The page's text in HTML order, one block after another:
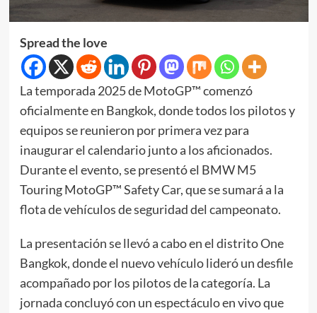
Spread the love
La temporada 2025 de MotoGP™ comenzó
oficialmente en Bangkok, donde todos los pilotos y
equipos se reunieron por primera vez para
inaugurar el calendario junto a los aficionados.
Durante el evento, se presentó el BMW M5
Touring MotoGP™ Safety Car, que se sumará a la
flota de vehículos de seguridad del campeonato.
La presentación se llevó a cabo en el distrito One
Bangkok, donde el nuevo vehículo lideró un desfile
acompañado por los pilotos de la categoría. La
jornada concluyó con un espectáculo en vivo que